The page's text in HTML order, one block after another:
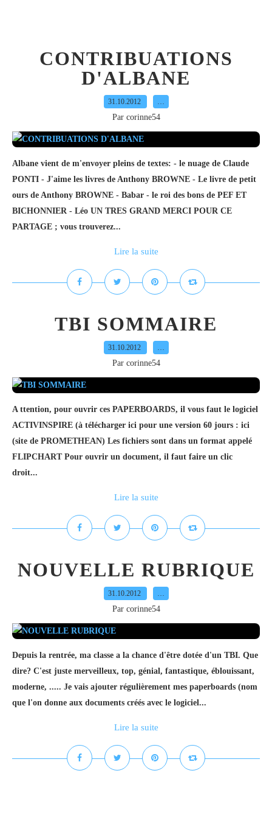
CONTRIBUATIONS
D'ALBANE
31.10.2012 …
Par corinne54
Albane vient de m'envoyer pleins de textes: - le nuage de Claude
PONTI - J'aime les livres de Anthony BROWNE - Le livre de petit
ours de Anthony BROWNE - Babar - le roi des bons de PEF ET
BICHONNIER - Léo UN TRES GRAND MERCI POUR CE
PARTAGE ; vous trouverez...
Lire la suite
TBI SOMMAIRE
31.10.2012 …
Par corinne54
A ttention, pour ouvrir ces PAPERBOARDS, il vous faut le logiciel
ACTIVINSPIRE (à télécharger ici pour une version 60 jours : ici
(site de PROMETHEAN) Les fichiers sont dans un format appelé
FLIPCHART Pour ouvrir un document, il faut faire un clic
droit...
Lire la suite
NOUVELLE RUBRIQUE
31.10.2012 …
Par corinne54
Depuis la rentrée, ma classe a la chance d'être dotée d'un TBI. Que
dire? C'est juste merveilleux, top, génial, fantastique, éblouissant,
moderne, ..... Je vais ajouter régulièrement mes paperboards (nom
que l'on donne aux documents créés avec le logiciel...
Lire la suite